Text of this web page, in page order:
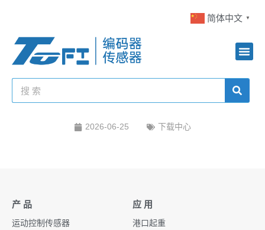
简体中文 ▼
2026-06-25 下载中心
产 品
运动控制传感器
应 用
港口起重